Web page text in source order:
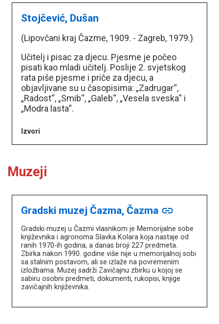
Stojčević, Dušan
(Lipovčani kraj Čazme, 1909. - Zagreb, 1979.)
Učitelj i pisac za djecu. Pjesme je počeo
pisati kao mladi učitelj. Poslije 2. svjetskog
rata piše pjesme i priče za djecu, a
objavljivane su u časopisima: „Zadrugar“,
„Radost“, „Smib“, „Galeb“, „Vesela sveska“ i
„Modra lasta“.
Izvori
Muzeji
Gradski muzej Čazma, Čazma link
Gradski muzej u Čazmi vlasnikom je Memorijalne sobe
književnika i agronoma Slavka Kolara koja nastaje od
ranih 1970-ih godina, a danas broji 227 predmeta.
Zbirka nakon 1990. godine više nije u memorijalnoj sobi
sa stalnim postavom, ali se izlaže na povremenim
izložbama. Muzej sadrži Zavičajnu zbirku u kojoj se
sabiru osobni predmeti, dokumenti, rukopisi, knjige
zavičajnih književnika.